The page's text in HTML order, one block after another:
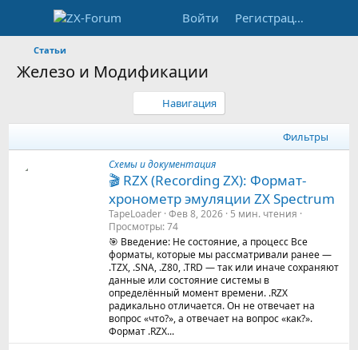
Войти Регистрация
Статьи
Железо и Модификации
Навигация
Фильтры
Схемы и документация
🎬 RZX (Recording ZX): Формат-
хронометр эмуляции ZX Spectrum
TapeLoader Фев 8, 2026 5 мин. чтения
Просмотры 74
🎯 Введение: Не состояние, а процесс Все
форматы, которые мы рассматривали ранее —
.TZX, .SNA, .Z80, .TRD — так или иначе сохраняют
данные или состояние системы в
определённый момент времени. .RZX
радикально отличается. Он не отвечает на
вопрос «что?», а отвечает на вопрос «как?».
Формат .RZX...